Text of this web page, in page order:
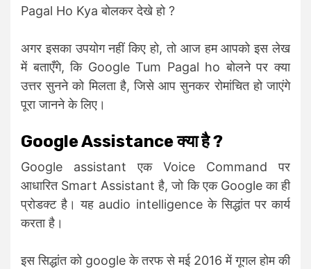
Pagal Ho Kya बोलकर देखे हो ?
अगर इसका उपयोग नहीं किए हो, तो आज हम आपको इस लेख
में बताएँगे, कि Google Tum Pagal ho बोलने पर क्या
उत्तर सुनने को मिलता है, जिसे आप सुनकर रोमांचित हो जाएंगे
पूरा जानने के लिए।
Google Assistance क्या है ?
Google assistant एक Voice Command पर
आधारित Smart Assistant है, जो कि एक Google का ही
प्रोडक्ट है। यह audio intelligence के सिद्धांत पर कार्य
करता है।
इस सिद्धांत को google के तरफ से मई 2016 में गूगल होम की